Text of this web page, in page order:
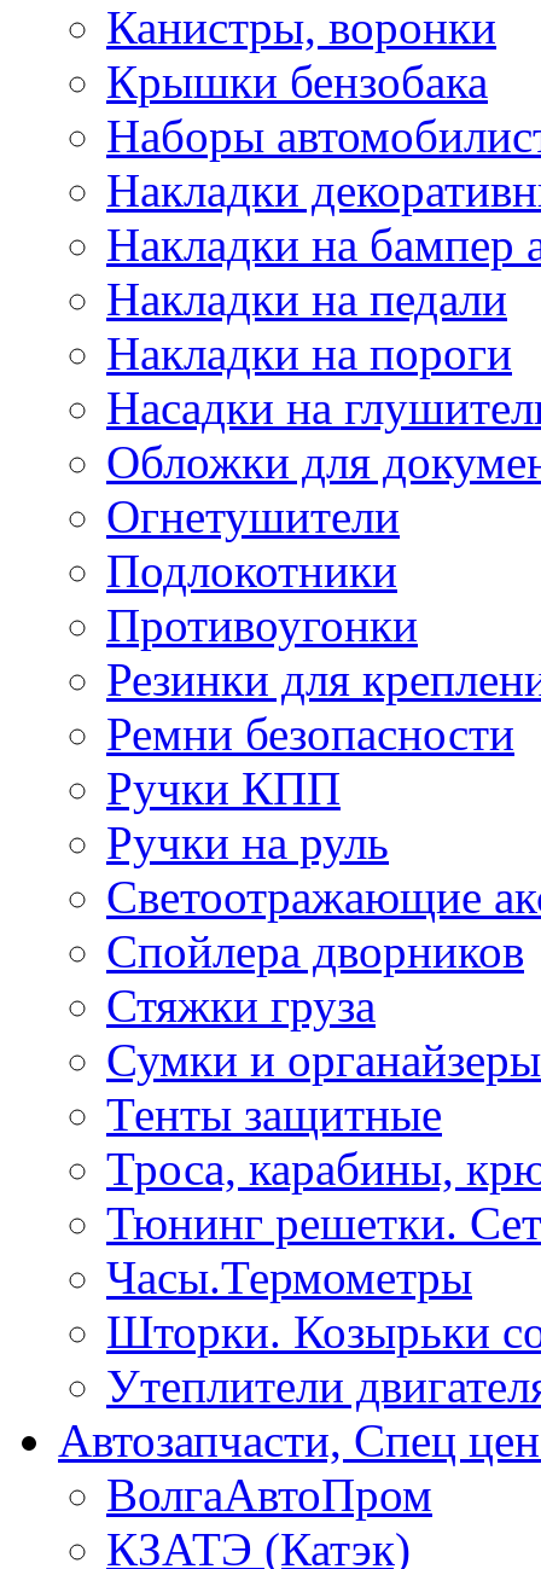
Канистры, воронки
Крышки бензобака
Наборы
Накладки
Накладки на бампер
Накладки на педали
Накладки на пороги
Насадки на
Обложки для
Огнетушители
Подлокотники
Противоугонки
Резинки для
Ремни безопасности
Ручки КПП
Ручки на руль
Светоотражающие
Спойлера дворников
Стяжки груза
Сумки и органайзеры
Тенты защитные
Троса, карабины,
Тюнинг решетки.
Часы.Термометры
Шторки. Козырьки
Утеплители
Автозапчасти, Спец
ВолгаАвтоПром
КЗАТЭ (Катэк)